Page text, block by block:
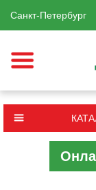
Санкт-Петербург